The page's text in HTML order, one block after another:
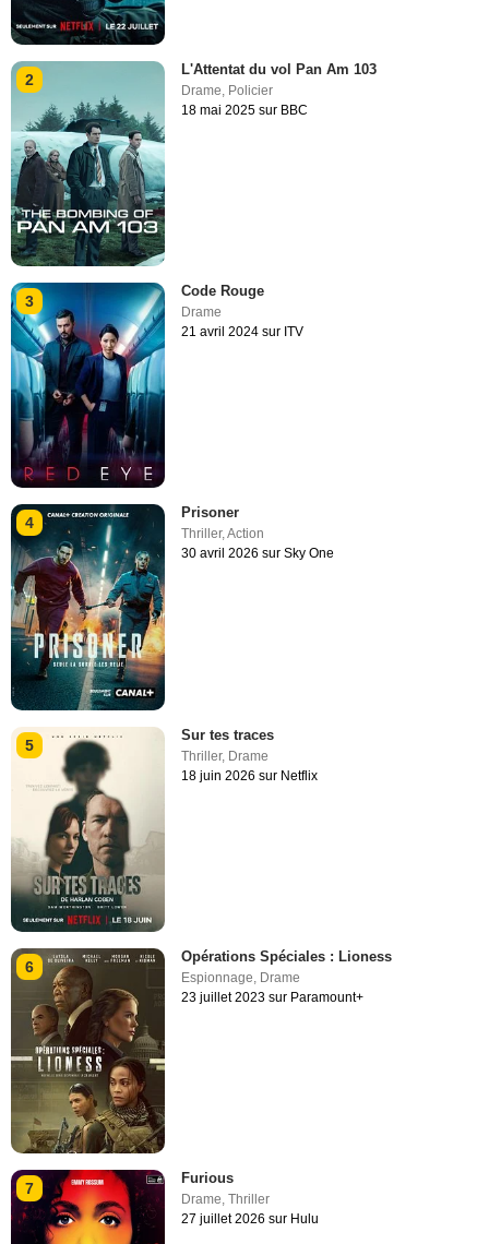
2
L'Attentat du vol Pan Am 103
Drame, Policier
18 mai 2025 sur BBC
3
Code Rouge
Drame
21 avril 2024 sur ITV
4
Prisoner
Thriller,Action
30 avril 2026 sur Sky One
5
Sur tes traces
Thriller, Drame
18 juin 2026 sur Netflix
6
Opérations Spéciales : Lioness
Espionnage, Drame
23 juillet 2023 sur Paramount+
7
Furious
Drame,Thriller
27 juillet 2026 sur Hulu